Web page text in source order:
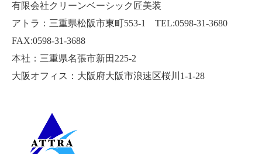
有限会社クリーンベーシック匠美装
アトラ：三重県松阪市東町553-1 TEL:0598-31-3680
FAX:0598-31-3688
本社：三重県名張市新田225-2
大阪オフィス：大阪府大阪市浪速区桜川1-1-28